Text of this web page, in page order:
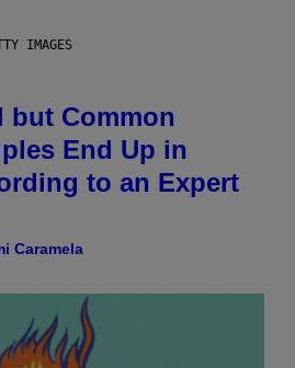
IMAGES
but Common
End Up in
to an Expert
Caramela